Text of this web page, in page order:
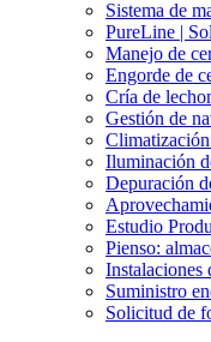
Sistema de
PureLine |
Manejo de
Engorde de
Cría de
Gestión de
Iluminación
Depuración
Estudio
Pienso:
Instalaciones
Suministro
Solicitud de